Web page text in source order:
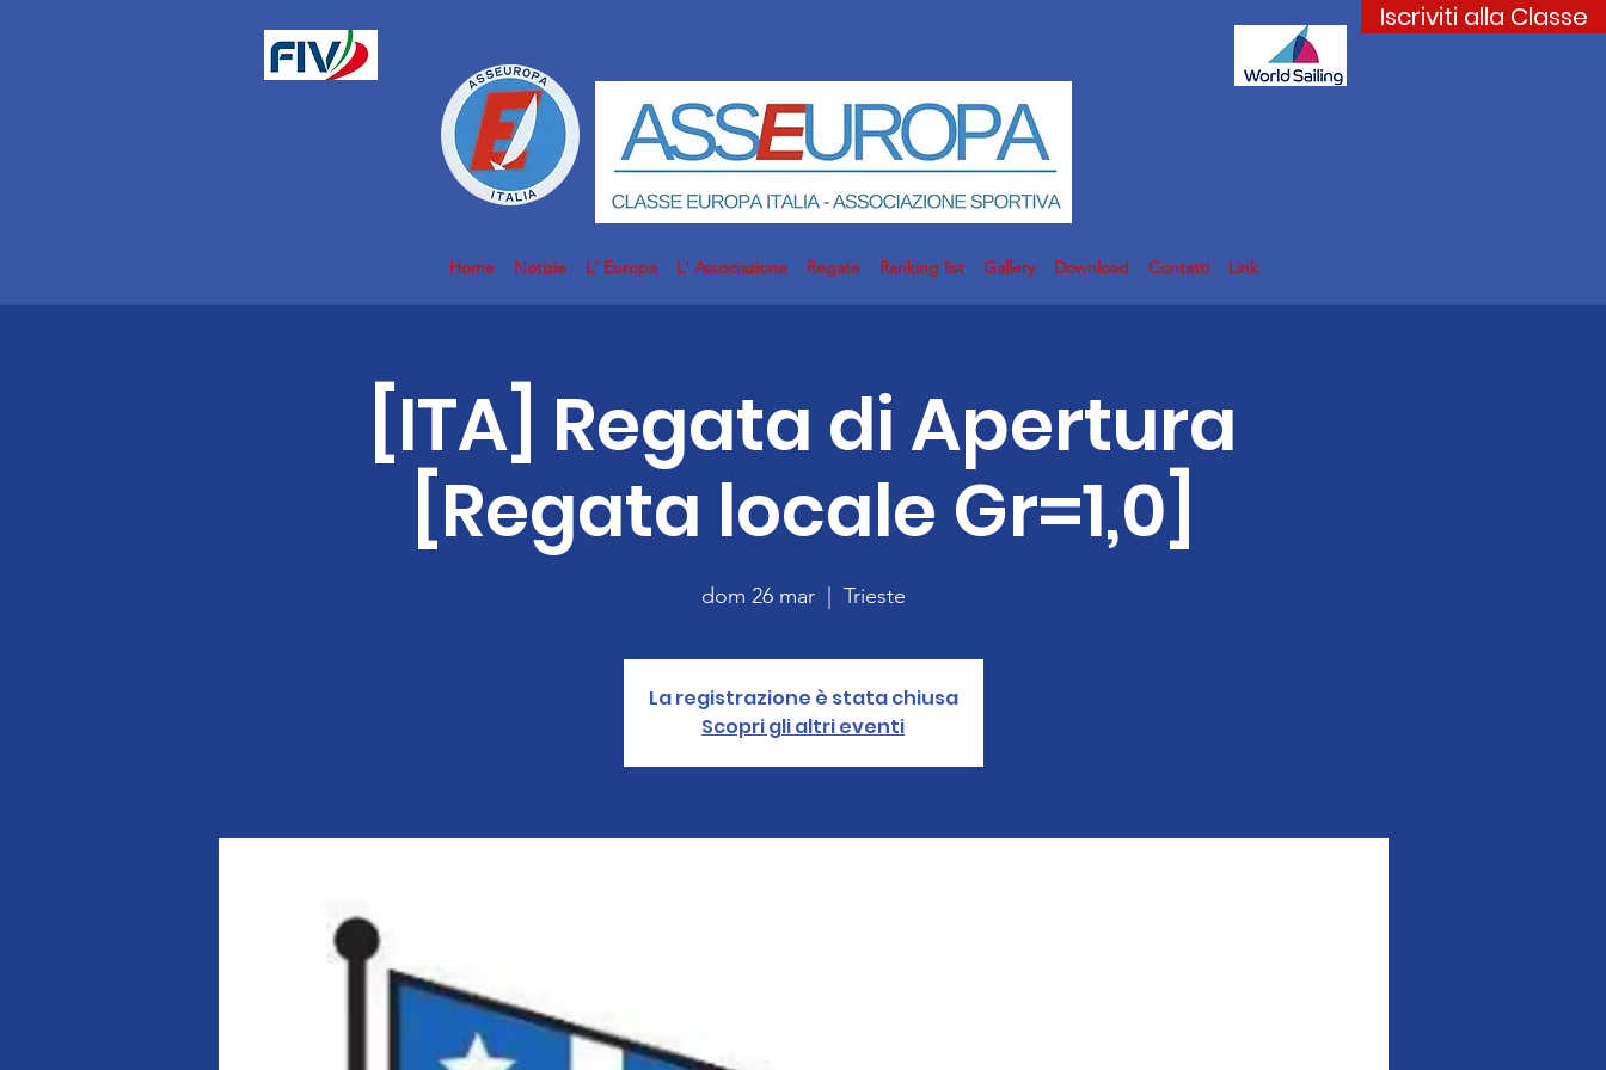
Iscriviti alla Classe
Home Notizie L' Europa L' Associazione Regate Ranking list Gallery Download Contatti Link
[ITA] Regata di Apertura
[Regata locale Gr=1,0]
dom 26 mar
  |
Trieste
La registrazione è stata chiusa
Scopri gli altri eventi